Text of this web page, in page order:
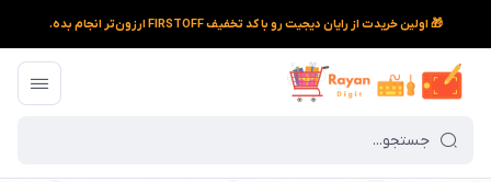
🎁 اولین خریدت از رایان دیجیت رو با کد تخفیف FIRSTOFF ارزون‌تر انجام بده.